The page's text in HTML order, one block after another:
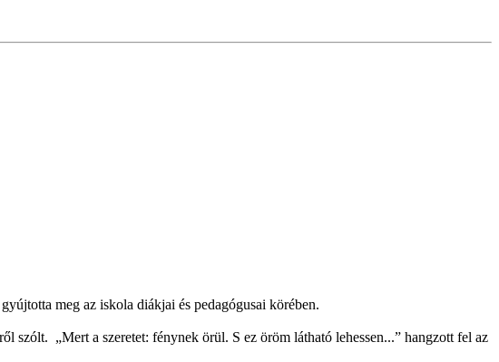
meg az iskola diákjai és pedagógusai körében.
szólt. „Mert a szeretet: fénynek örül. S ez öröm látható lehessen...” hangzott fel az